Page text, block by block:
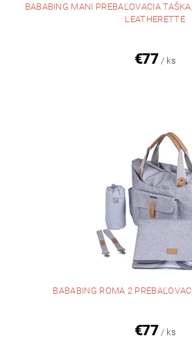
BABABING MANI PREBAĽOVACIA
LEATHERETTE
€77 / ks
BABABING ROMA 2
€77 / ks